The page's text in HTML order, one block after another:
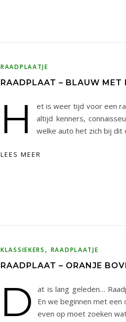
RAADPLAATJE
RAADPLAAT – BLAUW MET
H
et is weer tijd voor een
altijd kenners,
welke auto het zich bij dit
LEES MEER
KLASSIEKERS , RAADPLAATJE
RAADPLAAT – ORANJE
D
at is lang geleden…
En we beginnen met
even op moet zoeken